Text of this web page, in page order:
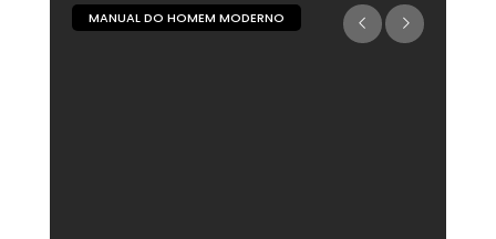
MANUAL DO HOMEM MODERNO